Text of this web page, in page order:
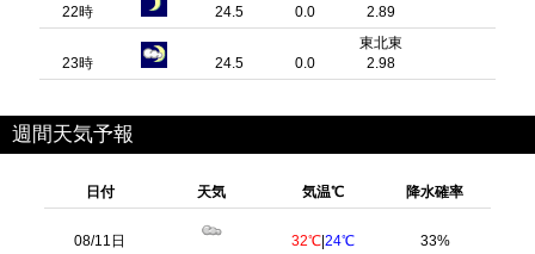
22時 24.5 0.0
2.89
23時 24.5 0.0
東北東
2.98
週間天気予報
日付 天気 気温℃ 降水確率
08/11日 32℃ |24℃ 33%